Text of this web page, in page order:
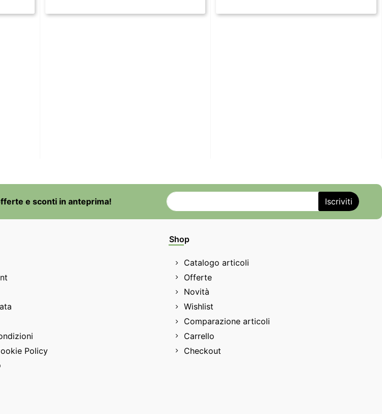
e sconti in anteprima!
Policy
Shop
Catalogo articoli
Offerte
Novità
Wishlist
Comparazione articoli
Carrello
Checkout